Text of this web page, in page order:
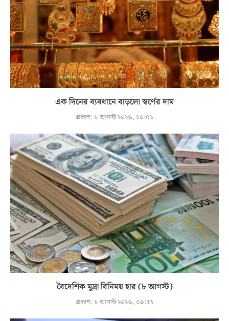
এক দিনের ব্যবধানে বাড়লো স্বর্ণের দাম
প্রকাশ: ৮ আগস্ট ২০২৬, ১০:৫১
বৈদেশিক মুদ্রা বিনিময় হার (৮ আগস্ট)
প্রকাশ: ৮ আগস্ট ২০২৬, ০৯:৫২